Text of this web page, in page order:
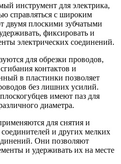
инструмент для электрика,
справляться с широким
двумя плоскими зубчатыми
фиксировать и
электрических соединений.
для обрезки проводов,
контактов и
в пластинки позволяет
без лишних усилий.
имеют паз для
диаметра.
для снятия и
и других мелких
Они позволяют
и удерживать их на месте